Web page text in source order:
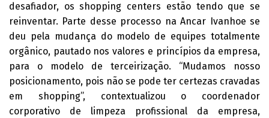
desafiador, os shopping centers estão tendo que se
reinventar. Parte desse processo na Ancar Ivanhoe se
deu pela mudança do modelo de equipes totalmente
orgânico, pautado nos valores e princípios da empresa,
para o modelo de terceirização. “Mudamos nosso
posicionamento, pois não se pode ter certezas cravadas
em shopping”, contextualizou o coordenador
corporativo de limpeza profissional da empresa,